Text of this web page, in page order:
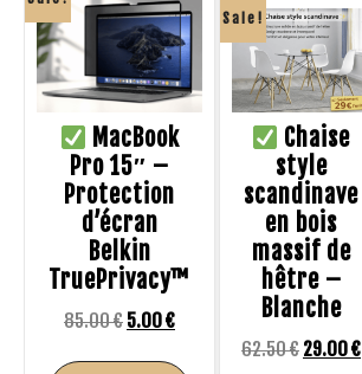
MacBook
Pro 15″ –
Protection
d’écran
Belkin
TruePrivacy™
85.00€ 5.00€
Sale!
Chaise
style
scandinave
en bois
massif de
hêtre –
Blanche
62.50€ 29.00€